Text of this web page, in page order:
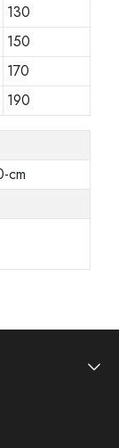
130
150
170
190
cm